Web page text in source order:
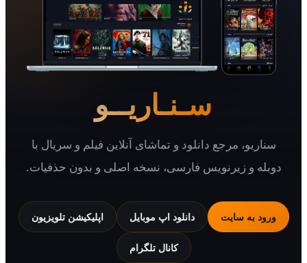
سـنـاریــو
مرجع دانلود و تماشای آنلاین فیلم و سریال با
و زیرنویس فارسی، نسخه اصلی و بدون حذفیات.
به سایت دانلود اپ موبایل اپلیکیشن تلویزیون
کانال تلگرام